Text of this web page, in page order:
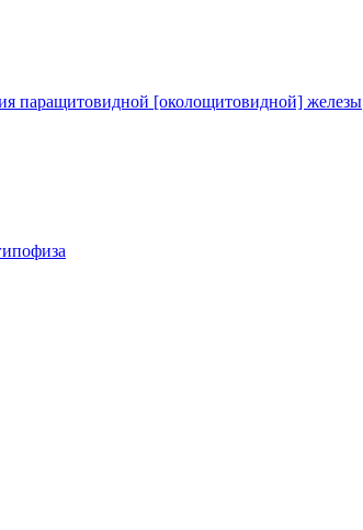
паращитовидной [околощитовидной] железы